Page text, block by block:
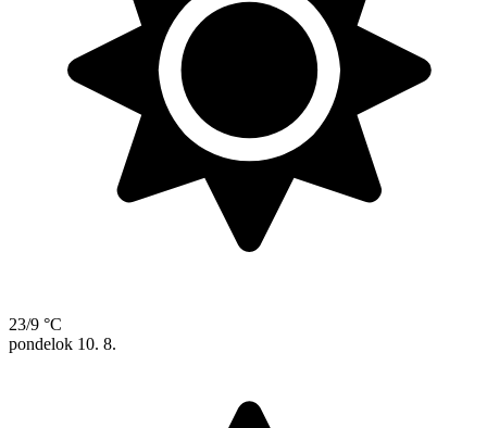
23/9 °C
pondelok 10. 8.